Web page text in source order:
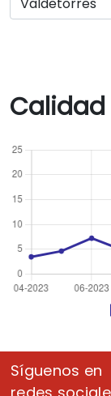
Síguenos en